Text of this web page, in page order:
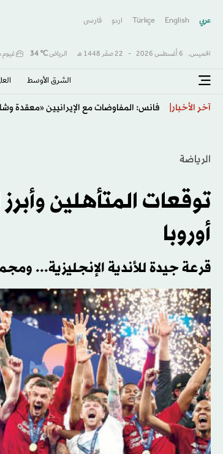
عربي English
Türkçe اردو فارسى
الخميس, 6 أغسطس 2026 - 22 صفَر 1448 هـ الرياض℃
34 غيوم
الشرق الأوسط​
آخر الأخبار فرنسا تتهم شبكة روسية بشن حملة تضليل
الرياضة
توقعات المتأهلين
أوروبا
قرعة جيدة للأندية الإنجليزية...